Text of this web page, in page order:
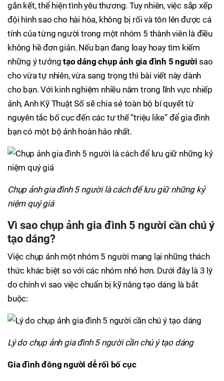
gắn kết, thể hiện tình yêu thương. Tuy nhiên, việc sắp xếp
đội hình sao cho hài hòa, không bị rối và tôn lên được cá
tính của từng người trong một nhóm 5 thành viên là điều
không hề đơn giản. Nếu bạn đang loay hoay tìm kiếm
những ý tưởngtạo dáng chụp ảnh gia đình 5 người sao
cho vừa tự nhiên, vừa sang trọng thì bài viết này dành
cho bạn. Với kinh nghiệm nhiều năm trong lĩnh vực nhiếp
ảnh, Anh Kỹ Thuật Số sẽ chia sẻ toàn bộ bí quyết từ
nguyên tắc bố cục đến các tư thế “triệu like” để gia đình
bạn có một bộ ảnh hoàn hảo nhất.
Chụp ảnh gia đình 5 người là cách để lưu giữ những kỷ
niệm quý giá
Vì sao chụp ảnh gia đình 5 người cần chú ý
tạo dáng?
Việc chụp ảnh một nhóm 5 người mang lại những thách
thức khác biệt so với các nhóm nhỏ hơn. Dưới đây là 3 lý
do chính vì sao việc chuẩn bị kỹ năng tạo dáng là bắt
buộc:
Lý do chụp ảnh gia đình 5 người cần chú ý tạo dáng
Gia đình đông người dễ rối bố cục